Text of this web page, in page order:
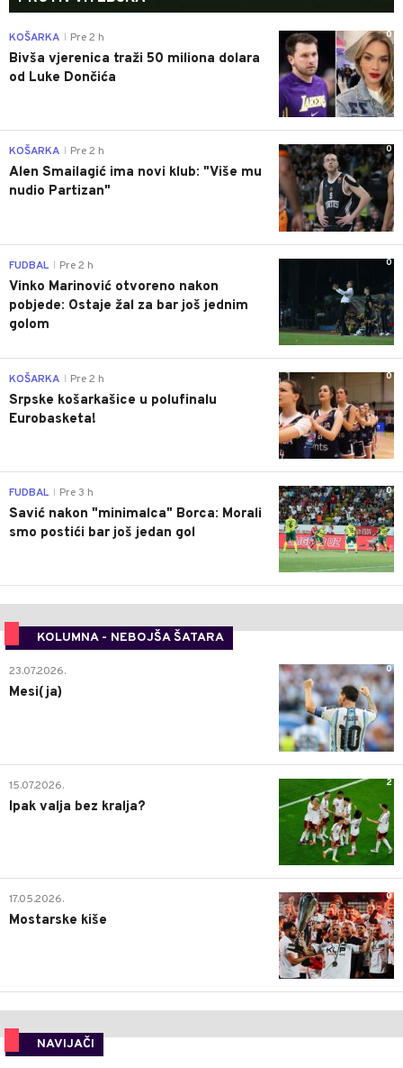
0
KOŠARKA Pre 2 h
Bivša vjerenica traži 50 miliona dolara
od Luke Dončića
0
KOŠARKA Pre 2 h
Alen Smailagić ima novi klub: "Više mu
nudio Partizan"
0
FUDBAL Pre 2 h
Vinko Marinović otvoreno nakon
pobjede: Ostaje žal za bar još jednim
golom
0
KOŠARKA Pre 2 h
Srpske košarkašice u polufinalu
Eurobasketa!
0
FUDBAL Pre 3 h
Savić nakon "minimalca" Borca: Morali
smo postići bar još jedan gol
KOLUMNA - NEBOJŠA ŠATARA
0
23.07.2026.
Mesi(ja)
2
15.07.2026.
Ipak valja bez kralja?
0
17.05.2026.
Mostarske kiše
NAVIJAČI